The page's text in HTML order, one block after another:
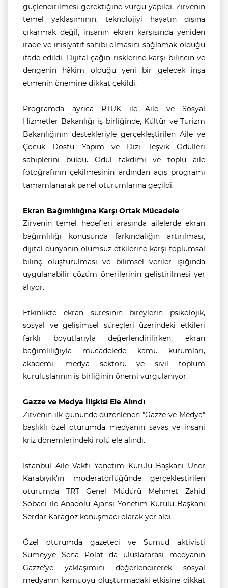
güçlendirilmesi gerektiğine vurgu yapıldı. Zirvenin
temel yaklaşımının, teknolojiyi hayatın dışına
çıkarmak değil, insanın ekran karşısında yeniden
irade ve inisiyatif sahibi olmasını sağlamak olduğu
ifade edildi. Dijital çağın risklerine karşı bilincin ve
dengenin hâkim olduğu yeni bir gelecek inşa
etmenin önemine dikkat çekildi.
Programda ayrıca RTÜK ile Aile ve Sosyal
Hizmetler Bakanlığı iş birliğinde, Kültür ve Turizm
Bakanlığının destekleriyle gerçekleştirilen Aile ve
Çocuk Dostu Yapım ve Dizi Teşvik Ödülleri
sahiplerini buldu. Ödül takdimi ve toplu aile
fotoğrafının çekilmesinin ardından açış programı
tamamlanarak panel oturumlarına geçildi.
Ekran Bağımlılığına Karşı Ortak Mücadele
Zirvenin temel hedefleri arasında ailelerde ekran
bağımlılığı konusunda farkındalığın artırılması,
dijital dünyanın olumsuz etkilerine karşı toplumsal
bilinç oluşturulması ve bilimsel veriler ışığında
uygulanabilir çözüm önerilerinin geliştirilmesi yer
alıyor.
Etkinlikte ekran süresinin bireylerin psikolojik,
sosyal ve gelişimsel süreçleri üzerindeki etkileri
farklı boyutlarıyla değerlendirilirken, ekran
bağımlılığıyla mücadelede kamu kurumları,
akademi, medya sektörü ve sivil toplum
kuruluşlarının iş birliğinin önemi vurgulanıyor.
Gazze ve Medya İlişkisi Ele Alındı
Zirvenin ilk gününde düzenlenen "Gazze ve Medya"
başlıklı özel oturumda medyanın savaş ve insani
kriz dönemlerindeki rolü ele alındı.
İstanbul Aile Vakfı Yönetim Kurulu Başkanı Üner
Karabıyık’ın moderatörlüğünde gerçekleştirilen
oturumda TRT Genel Müdürü Mehmet Zahid
Sobacı ile Anadolu Ajansı Yönetim Kurulu Başkanı
Serdar Karagöz konuşmacı olarak yer aldı.
Özel oturumda gazeteci ve Sumud aktivisti
Sümeyye Sena Polat da uluslararası medyanın
Gazze’ye yaklaşımını değerlendirerek sosyal
medyanın kamuoyu oluşturmadaki etkisine dikkat